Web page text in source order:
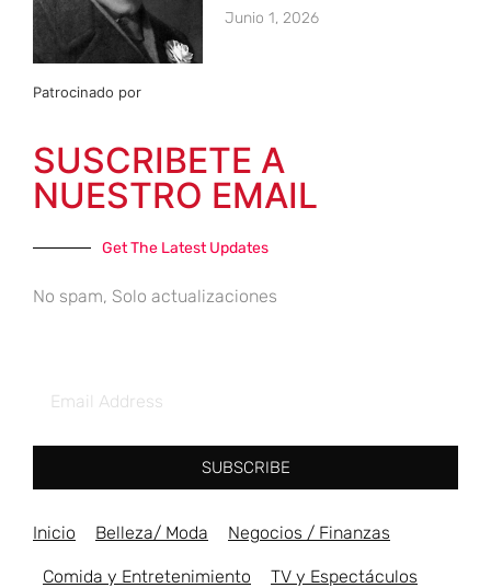
Junio 1, 2026
Patrocinado por
SUSCRIBETE A
NUESTRO EMAIL
Get The Latest Updates
No spam, Solo actualizaciones
SUBSCRIBE
Inicio Belleza/ Moda Negocios / Finanzas
Comida y Entretenimiento TV y Espectáculos